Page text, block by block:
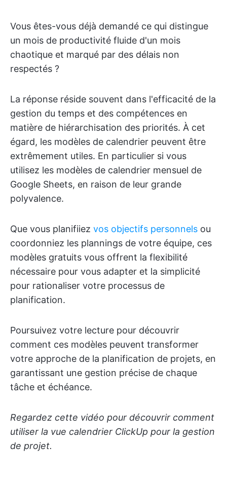
Vous êtes-vous déjà demandé ce qui distingue
un mois de productivité fluide d'un mois
chaotique et marqué par des délais non
respectés ?
La réponse réside souvent dans l'efficacité de la
gestion du temps et des compétences en
matière de hiérarchisation des priorités. À cet
égard, les modèles de calendrier peuvent être
extrêmement utiles. En particulier si vous
utilisez les modèles de calendrier mensuel de
Google Sheets, en raison de leur grande
polyvalence.
Que vous planifiiez vos objectifs personnels ou
coordonniez les plannings de votre équipe, ces
modèles gratuits vous offrent la flexibilité
nécessaire pour vous adapter et la simplicité
pour rationaliser votre processus de
planification.
Poursuivez votre lecture pour découvrir
comment ces modèles peuvent transformer
votre approche de la planification de projets, en
garantissant une gestion précise de chaque
tâche et échéance.
Regardez cette vidéo pour découvrir comment
utiliser la vue calendrier ClickUp pour la gestion
de projet.